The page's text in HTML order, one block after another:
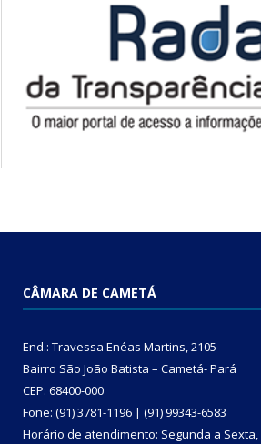
CÂMARA DE CAMETÁ
End.: Travessa Enéas Martins, 2105
Bairro São João Batista – Cametá- Pará
CEP: 68400-000
Fone: (91) 3781-1196 | (91) 99343-6583
Horário de atendimento: Segunda a Sexta,